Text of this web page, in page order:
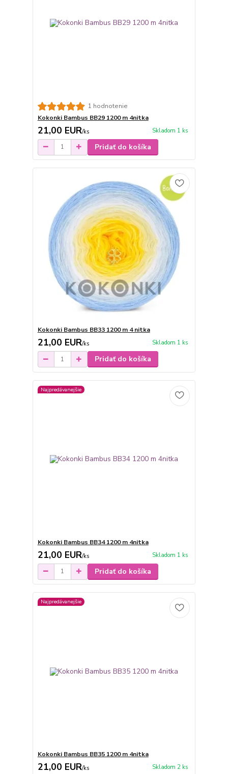
1 hodnotenie
Kokonki Bambus BB29 1200 m 4nitka
21,00 EUR/ks Skladom 1 ks
Pridať do košíka
Kokonki Bambus BB33 1200 m 4 nitka
21,00 EUR/ks Skladom 1 ks
Pridať do košíka
Najpredávanejšie
Kokonki Bambus BB34 1200 m 4nitka
21,00 EUR/ks Skladom 1 ks
Pridať do košíka
Najpredávanejšie
Kokonki Bambus BB35 1200 m 4nitka
21,00 EUR/ks Skladom 2 ks